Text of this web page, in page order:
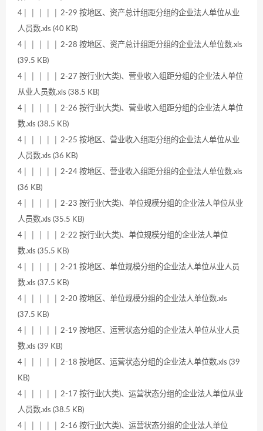
4│ │ │ │ │ 2-29 按地区、资产总计组距分组的企业法人单位从业
人员数.xls (40 KB)
4│ │ │ │ │ 2-28 按地区、资产总计组距分组的企业法人单位数.xls
(39.5 KB)
4│ │ │ │ │ 2-27 按行业(大类)、营业收入组距分组的企业法人单位
从业人员数.xls (38.5 KB)
4│ │ │ │ │ 2-26 按行业(大类)、营业收入组距分组的企业法人单位
数.xls (38.5 KB)
4│ │ │ │ │ 2-25 按地区、营业收入组距分组的企业法人单位从业
人员数.xls (36 KB)
4│ │ │ │ │ 2-24 按地区、营业收入组距分组的企业法人单位数.xls
(36 KB)
4│ │ │ │ │ 2-23 按行业(大类)、单位规模分组的企业法人单位从业
人员数.xls (35.5 KB)
4│ │ │ │ │ 2-22 按行业(大类)、单位规模分组的企业法人单位
数.xls (35.5 KB)
4│ │ │ │ │ 2-21 按地区、单位规模分组的企业法人单位从业人员
数.xls (37.5 KB)
4│ │ │ │ │ 2-20 按地区、单位规模分组的企业法人单位数.xls
(37.5 KB)
4│ │ │ │ │ 2-19 按地区、运营状态分组的企业法人单位从业人员
数.xls (39 KB)
4│ │ │ │ │ 2-18 按地区、运营状态分组的企业法人单位数.xls (39
KB)
4│ │ │ │ │ 2-17 按行业(大类)、运营状态分组的企业法人单位从业
人员数.xls (38.5 KB)
4│ │ │ │ │ 2-16 按行业(大类)、运营状态分组的企业法人单位